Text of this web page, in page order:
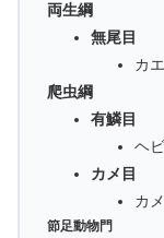
両生綱
無尾目
カ
爬虫綱
有鱗目
ヘ
カメ目
カメ
節足動物門